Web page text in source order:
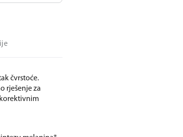
čvrstoće.
rješenje za